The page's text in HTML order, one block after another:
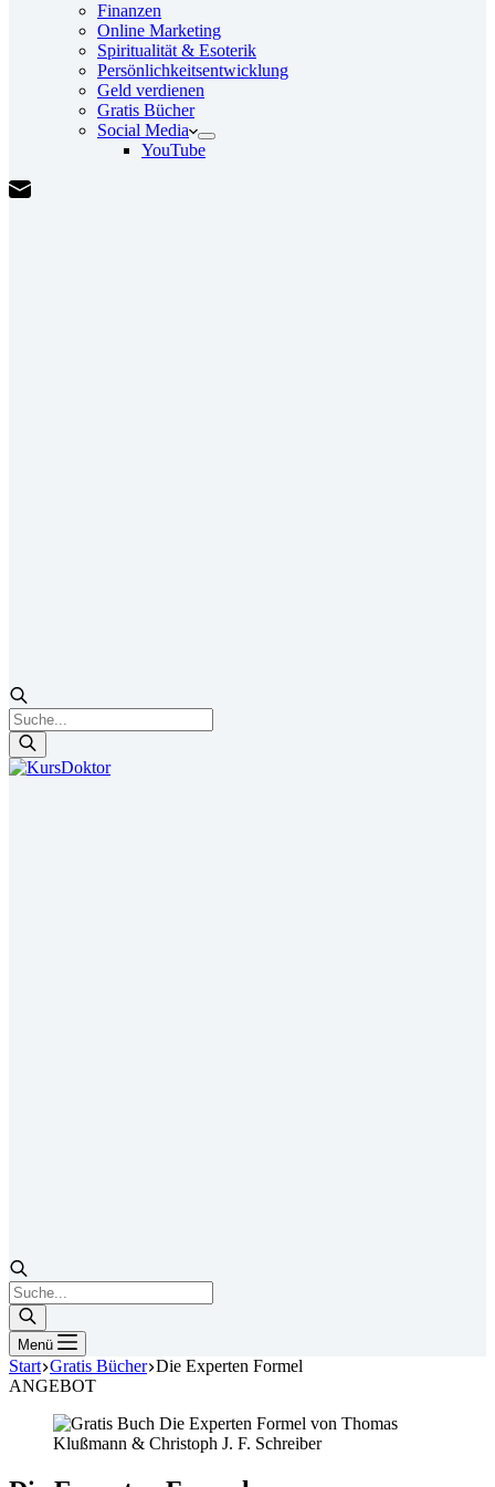
Finanzen
Online Marketing
Spiritualität & Esoterik
Persönlichkeitsentwicklung
Geld verdienen
Gratis Bücher
Social Media
YouTube
Products
search
Products
search
Menü
Start Gratis Bücher Die Experten Formel
ANGEBOT